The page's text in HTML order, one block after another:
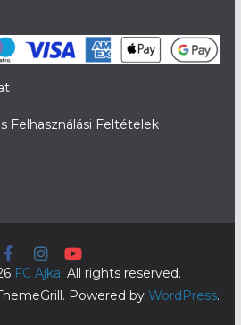
Felhasználási Feltételek
FC Ajka. All rights reserved.
Powered byWordPress.